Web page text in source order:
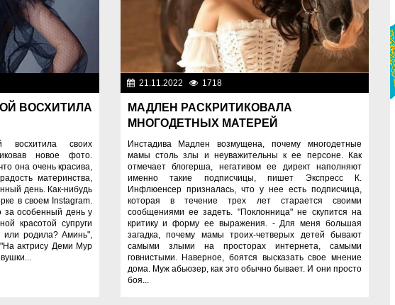
ВОСХИТИЛА
восхитила своих
новое фото.
она очень красива,
материнства,
день. Как-нибудь
в своем Instagram.
за особенный день у
красотой супруги
родила? Аминь",
актрису Деми Мур
21.11.2022 1718
МАДЛЕН РАСКРИТИКОВАЛА
МНОГОДЕТНЫХ МАТЕРЕЙ
Инстадива Мадлен возмущена, почему многодетные
мамы столь злы и неуважительны к ее персоне. Как
отмечает блогерша, негативом ее директ наполняют
именно такие подписчицы, пишет Экспресс К.
Инфлюенсер призналась, что у нее есть подписчица,
которая в течение трех лет старается своими
сообщениями ее задеть. "Поклонница" не скупится на
критику и форму ее выражения. - Для меня большая
загадка, почему мамы троих-четверых детей бывают
самыми злыми на просторах интернета, самыми
говнистыми. Наверное, боятся высказать свое мнение
дома. Муж абьюзер, как это обычно бывает. И они просто
боя...